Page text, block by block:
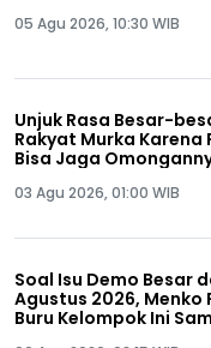
05 Agu 2026, 10:30 WIB
Unjuk Rasa Besar-
Rakyat Murka Karena
Bisa Jaga
03 Agu 2026, 01:00 WIB
Soal Isu Demo Besar
Agustus 2026, Menko
Buru Kelompok Ini